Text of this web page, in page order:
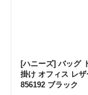
[ハニーズ] バッグ
掛け オフィス レ
856192 ブラック